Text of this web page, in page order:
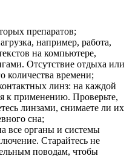
препаратов;
например, работа,
на компьютере,
Отсутствие отдыха или
количества времени;
линз: на каждой
к применению. Проверьте,
линзами, снимаете ли их
сна;
все органы и системы
Старайтесь не
поводам, чтобы